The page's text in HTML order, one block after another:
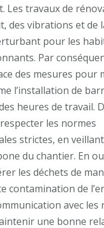
Les travaux de
des vibrations et de
pour les
Par
des mesures pour
l’installation de
heures de travail.
les normes
strictes, en
du chantier. En
les déchets de
contamination de
avec les
une bonne